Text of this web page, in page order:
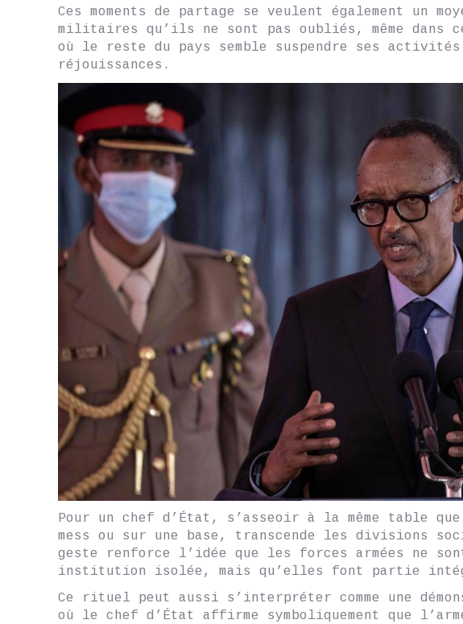
Ces moments de partage se veulent également un
militaires qu’ils ne sont pas oubliés, même dans
où le reste du pays semble suspendre ses
réjouissances.
Pour un chef d’État, s’asseoir à la même table
mess ou sur une base, transcende les divisions
geste renforce l’idée que les forces armées ne
institution isolée, mais qu’elles font partie
Ce rituel peut aussi s’interpréter comme une
où le chef d’État affirme symboliquement que